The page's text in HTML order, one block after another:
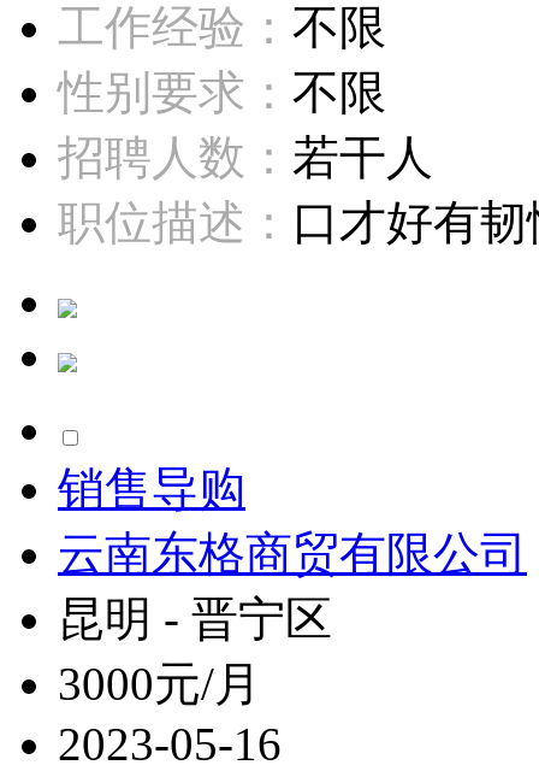
工作经验： 不限
性别要求： 不限
招聘人数： 若干人
职位描述： 口才好有韧
销售导购
云南东格商贸有限公司
昆明 - 晋宁区
3000元/月
2023-05-16